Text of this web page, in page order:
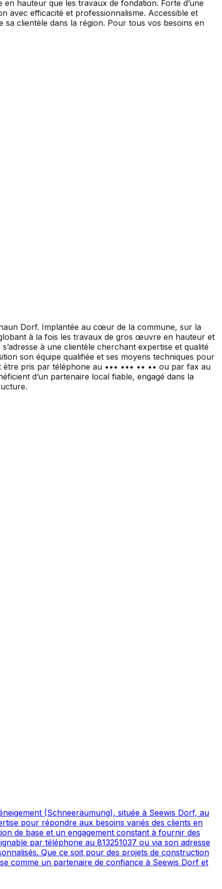
hauteur que les travaux de fondation. Forte d’une
efficacité et professionnalisme. Accessible et
sa clientèle dans la région. Pour tous vos besoins en
Dorf. Implantée au cœur de la commune, sur la
à la fois les travaux de gros œuvre en hauteur et
à une clientèle cherchant expertise et qualité
son équipe qualifiée et ses moyens techniques pour
pris par téléphone au ••• ••• •• •• ou par fax au
d’un partenaire local fiable, engagé dans la
(Schneeräumung), située à Seewis Dorf, au
pour répondre aux besoins variés des clients en
de base et un engagement constant à fournir des
par téléphone au 813251037 ou via son adresse
Que ce soit pour des projets de construction
comme un partenaire de confiance à Seewis Dorf et